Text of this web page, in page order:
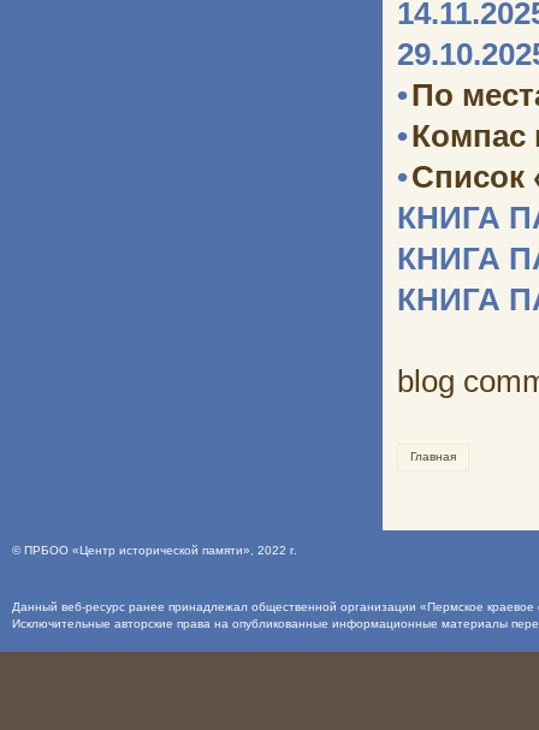
•По
•Компас
•Список
КНИГА
КНИГА
КНИГА
blog
Главная
©ПРБОО «Центр исторической памяти» , 2022 г.
Данный веб-ресурс ранее принадлежал общественной организации «Пермское
Исключительные авторские права на опубликованные информационные материалы